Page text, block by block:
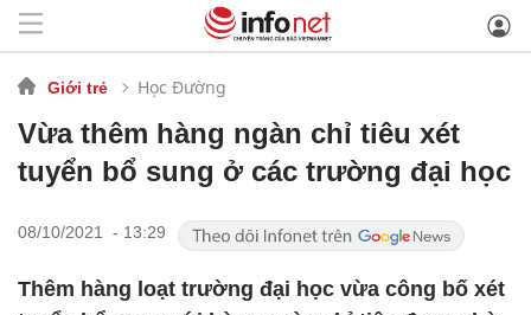
Giới trẻ Học Đường
Vừa thêm hàng ngàn chỉ tiêu xét
tuyển bổ sung ở các trường đại học
08/10/2021 - 13:29
Thêm hàng loạt trường đại học vừa công bố xét